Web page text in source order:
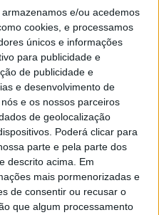
armazenamos e/ou acedemos
cookies, e processamos
únicos e informações
para publicidade e
de publicidade e
e desenvolvimento de
e os nossos parceiros
de geolocalização
Poderá clicar para
parte e pela parte dos
descrito acima. Em
mais pormenorizadas e
de consentir ou recusar o
que algum processamento
Carl Fogarty e Scott
pelo título de 1993, e
disputada em condições
SIC em direto e com
vosso criado…
ambiciona Top 10 em